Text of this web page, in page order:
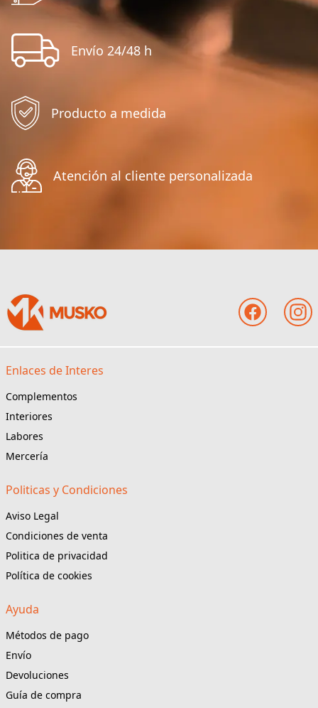
Envío 24/48 h
Producto a medida
Atención al cliente personalizada
Enlaces de Interes
Complementos
Interiores
Labores
Mercería
Politicas y Condiciones
Aviso Legal
Condiciones de venta
Politica de privacidad
Política de cookies
Ayuda
Métodos de pago
Envío
Devoluciones
Guía de compra